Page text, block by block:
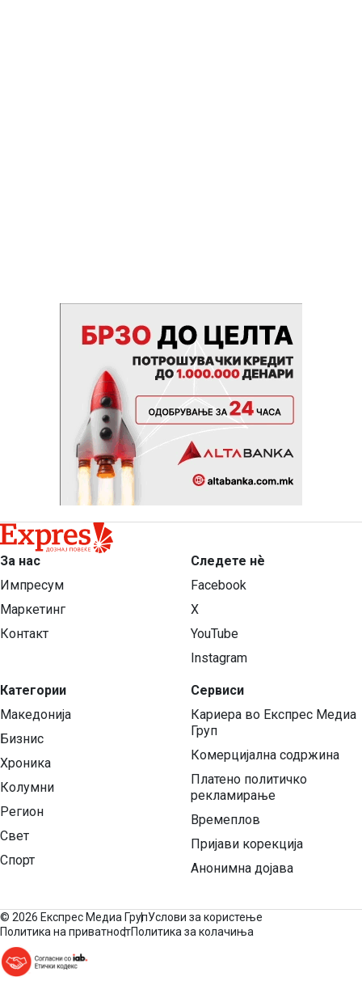
За нас
Импресум
Маркетинг
Контакт
Категории
Македонија
Бизнис
Хроника
Колумни
Регион
Свет
Спорт
Следете нѐ
Facebook
X
YouTube
Instagram
Сервиси
Кариера во Експрес Медиа
Груп
Комерцијална содржина
Платено политичко
рекламирање
Времеплов
Пријави корекција
Анонимна дојава
© 2026 Експрес Медиа ГрупУслови за користење
Политика на приватностПолитика за колачиња